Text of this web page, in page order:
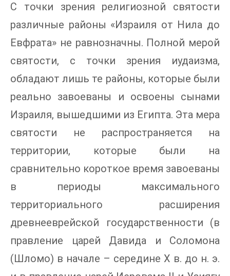
С точки зрения религиозной святости
различные районы «Израиля от Нила до
Евфрата» не равнозначны. Полной мерой
святости, с точки зрения иудаизма,
обладают лишь те районы, которые были
реально завоеваны и освоены сынами
Израиля, вышедшими из Египта. Эта мера
святости не распространяется на
территории, которые были на
сравнительно короткое время завоеваны
в периоды максимального
территориального расширения
древнееврейской государственности (в
правление царей Давида и Соломона
(Шломо) в начале – середине Х в. до н. э.